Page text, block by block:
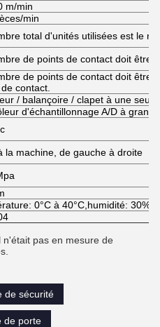
m/min
min
total d'unités utilisées est le
de points de contact doit être
de points de contact doit être
contact.
/ balançoire / clapet à une
d'échantillonnage A/D à
la machine, de gauche à droite
0°C à 40°C,humidité: 30%
pas en mesure de
de sécurité
de porte